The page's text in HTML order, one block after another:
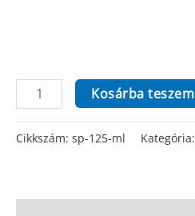
125
ml
mennyiség
Kosárba teszem
Cikkszám: sp-125-ml Kategória: